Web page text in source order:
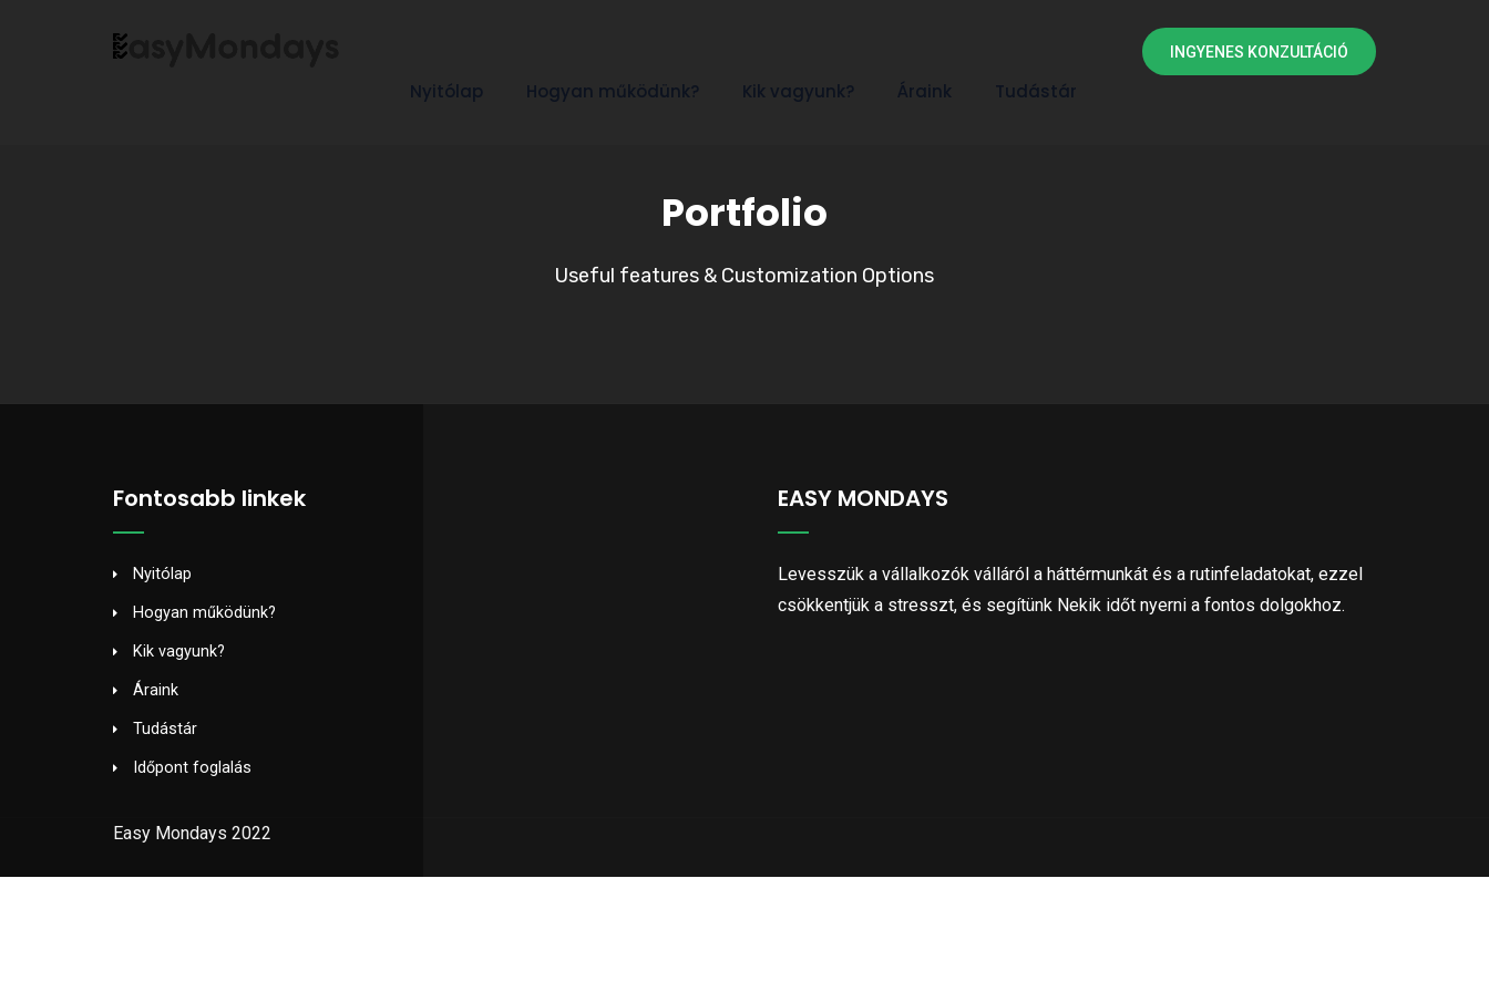
INGYENES KONZULTÁCIÓ
Nyitólap Hogyan működünk? Kik vagyunk? Áraink Tudástár
Portfolio
Useful features & Customization Options
Fontosabb linkek
Nyitólap
Hogyan működünk?
Kik vagyunk?
Áraink
Tudástár
Időpont foglalás
EASY MONDAYS
Levesszük a vállalkozók válláról a háttérmunkát és a rutinfeladatokat, ezzel
csökkentjük a stresszt, és segítünk Nekik időt nyerni a fontos dolgokhoz.
Easy Mondays 2022